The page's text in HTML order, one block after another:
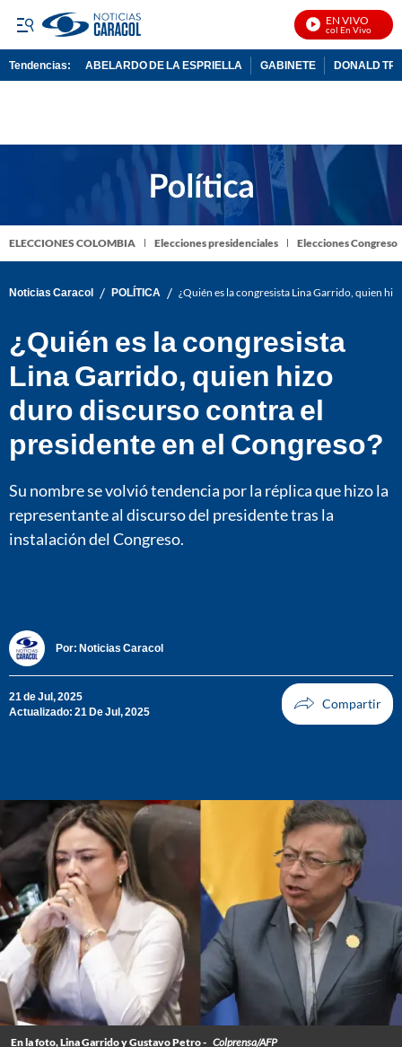
EN VIVO
Noticias Caracol En Vivo
Tendencias: ABELARDO DE LA ESPRIELLA GABINETE DONALD
ELECCIONES COLOMBIA Elecciones presidenciales Elecciones Congreso
Noticias Caracol / POLÍTICA / ¿Quién es la congresista Lina Garrido, quien
¿Quién es la congresista
Lina Garrido, quien hizo
duro discurso contra el
presidente en el Congreso?
Su nombre se volvió tendencia por la réplica que hizo la
representante al discurso del presidente tras la
instalación del Congreso.
Por: Noticias Caracol
21 de Jul, 2025
Actualizado: 21 De Jul, 2025
En la foto, Lina Garrido y Gustavo Petro - Colprensa/AFP